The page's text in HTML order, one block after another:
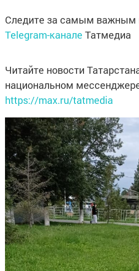
Следите за самым важным
Telegram-канале Татмедиа
Читайте новости
национальном
https://max.ru/tatmedia